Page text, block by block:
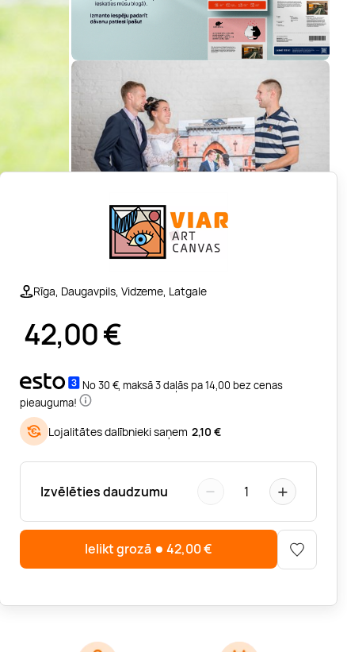
Rīga, Daugavpils, Vidzeme, Latgale
42,00€
No 30 €, maksā 3 daļās pa 14,00 bez cenas
pieauguma!
Lojalitātes dalībnieki saņem 2,10 €
Izvēlēties daudzumu − 1 +
Ielikt grozā 42,00€